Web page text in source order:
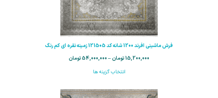
فرش ماشینی افرند 1200 شانه کد 121505 زمینه نقره ای کم رنگ
15,200,000تومان–
54,000,000تومان
انتخاب گزینه ها